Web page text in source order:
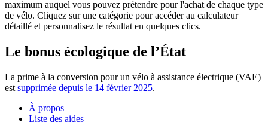
maximum auquel vous pouvez prétendre pour l'achat de chaque type
de vélo. Cliquez sur une catégorie pour accéder au calculateur
détaillé et personnalisez le résultat en quelques clics.
Le bonus écologique de l’État
La prime à la conversion pour un vélo à assistance électrique (VAE)
est supprimée depuis le 14 février 2025.
À propos
Liste des aides